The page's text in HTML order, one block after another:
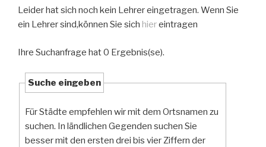
Leider hat sich noch kein Lehrer eingetragen. Wenn Sie
ein Lehrer sind,können Sie sich hiereintragen
Ihre Suchanfrage hat 0 Ergebnis(se).
Suche eingeben
Für Städte empfehlen wir mit dem Ortsnamen zu
suchen. In ländlichen Gegenden suchen Sie
besser mit den ersten drei bis vier Ziffern der